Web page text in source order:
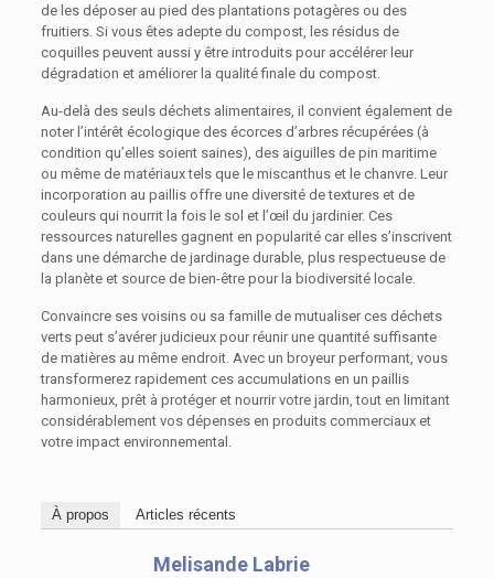
de les déposer au pied des plantations potagères ou des
fruitiers. Si vous êtes adepte du compost, les résidus de
coquilles peuvent aussi y être introduits pour accélérer leur
dégradation et améliorer la qualité finale du compost.
Au-delà des seuls déchets alimentaires, il convient également de
noter l’intérêt écologique des écorces d’arbres récupérées (à
condition qu’elles soient saines), des aiguilles de pin maritime
ou même de matériaux tels que le miscanthus et le chanvre. Leur
incorporation au paillis offre une diversité de textures et de
couleurs qui nourrit la fois le sol et l’œil du jardinier. Ces
ressources naturelles gagnent en popularité car elles s’inscrivent
dans une démarche de jardinage durable, plus respectueuse de
la planète et source de bien-être pour la biodiversité locale.
Convaincre ses voisins ou sa famille de mutualiser ces déchets
verts peut s’avérer judicieux pour réunir une quantité suffisante
de matières au même endroit. Avec un broyeur performant, vous
transformerez rapidement ces accumulations en un paillis
harmonieux, prêt à protéger et nourrir votre jardin, tout en limitant
considérablement vos dépenses en produits commerciaux et
votre impact environnemental.
À propos Articles récents
Melisande Labrie